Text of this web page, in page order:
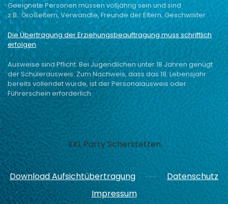
Geeignete Personen müssen volljährig sein und sind
z.B.: Großeltern, Verwandte,Freunde der Eltern,Geschwister
Die Übertragung der Erziehungsbeauftragung muss schriftlich
erfolgen.
Ausweise sind Pflicht:Bei Jugendlichen unter 18 Jahren genügt
der Schülerausweis. Zum Nachweis, dass das 18. Lebensjahr
bereits vollendet wurde,ist der Personalausweis oder
Führerschein erforderlich.
XXL Party Scherstetten
Download Aufsichtübertragung
Datenschutz
Impressum